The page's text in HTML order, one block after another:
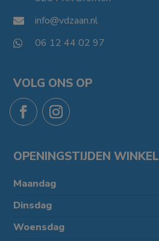
 info@vdzaan.nl
 06 12 44 02 97
VOLG ONS OP
OPENINGSTIJDEN WINKEL
Maandag
Dinsdag
Woensdag